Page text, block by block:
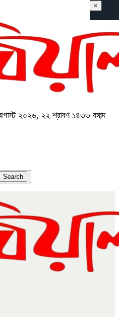
২০২৬, ২২ শ্রাবণ ১৪৩৩ বঙ্গাব্দ
×